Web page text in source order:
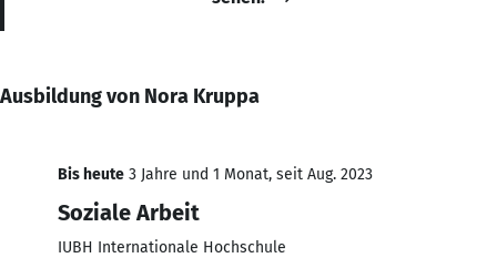
Ausbildung von Nora Kruppa
Bis heute 3 Jahre und 1 Monat, seit Aug. 2023
Soziale Arbeit
IUBH Internationale Hochschule